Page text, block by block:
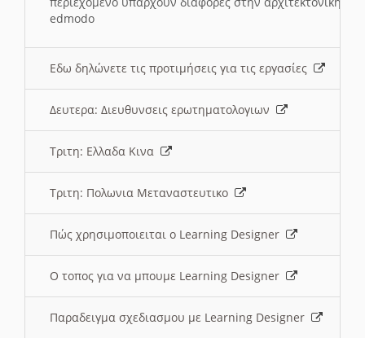
edmodo
Εδω δηλώνετε τις προτιμήσεις για τις εργασίες
Δευτερα: Διευθυνσεις ερωτηματολογιων
Τριτη: Ελλαδα Κινα
Τριτη: Πολωνια Μεταναστευτικο
Πώς χρησιμοποιειται ο Learning Designer
O τοπος για να μπουμε Learning Designer
Παραδειγμα σχεδιασμου με Learning Designer